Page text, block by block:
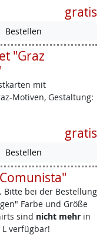
gratis
"Graz
mit
Motiven, Gestaltung:
gratis
Bitte bei der Bestellung
Farbe und Größe
sind nicht mehrin
verfügbar!